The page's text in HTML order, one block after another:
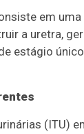
em
a uretra,
estágio
(ITU)